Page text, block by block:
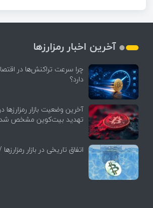
آخرین اخبار رمزارزها
چرا سرعت تراکنش‌ها در
دارد؟
آخرین وضعیت بازار
تهدید بیت‌کوین مشخص شد
اتفاق تاریخی در بازار